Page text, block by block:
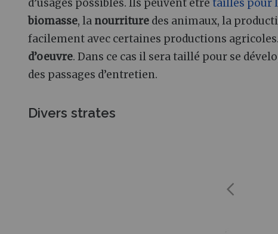
d’usages possibles. Ils peuvent être taillés pour
biomasse, la nourriture des animaux, la
facilement avec certaines productions
d’oeuvre. Dans ce cas il sera taillé pour se
des passages d’entretien.
Divers strates